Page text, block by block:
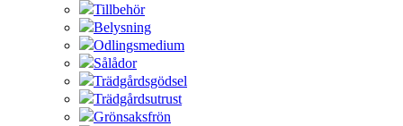
Tillbehör
Belysning
Odlingsmedium
Sålådor
Trädgårdsgödsel
Trädgårdsutrust
Grönsaksfrön